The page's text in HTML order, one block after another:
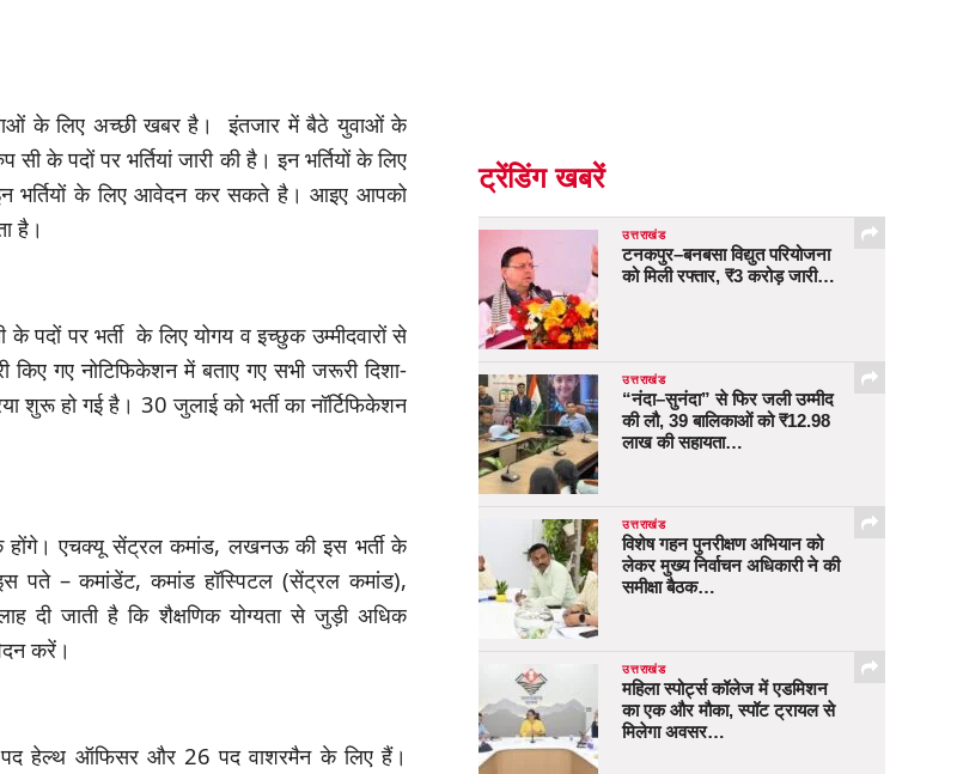
के लिए अच्छी खबर है। इंतजार में बैठे युवाओं के
पदों पर भर्तियां जारी की है। इन भर्तियों के लिए
भर्तियों के लिए आवेदन कर सकते है। आइए आपको
है।
पदों पर भर्ती के लिए योगय व इच्छुक उम्मीदवारों से
गए नोटिफिकेशन में बताए गए सभी जरूरी दिशा-
शुरू हो गई है। 30 जुलाई को भर्ती का नॉर्टिफिकेशन
होंगे। एचक्यू सेंट्रल कमांड, लखनऊ की इस भर्ती के
पते – कमांडेंट, कमांड हॉस्पिटल (सेंट्रल कमांड),
जाती है कि शैक्षणिक योग्यता से जुड़ी अधिक
करें।
पद हेल्थ ऑफिसर और 26 पद वाशरमैन के लिए हैं।
ट्रेंडिंग खबरें
उत्तराखंड
टनकपुर–बनबसा विद्युत परियोजना
को मिली रफ्तार, ₹3 करोड़ जारी…
उत्तराखंड
“नंदा–सुनंदा” से फिर जली उम्मीद
की लौ, 39 बालिकाओं को ₹12.98
लाख की सहायता…
उत्तराखंड
विशेष गहन पुनरीक्षण अभियान को
लेकर मुख्य निर्वाचन अधिकारी ने की
समीक्षा बैठक…
उत्तराखंड
महिला स्पोर्ट्स कॉलेज में एडमिशन
का एक और मौका, स्पॉट ट्रायल से
मिलेगा अवसर…